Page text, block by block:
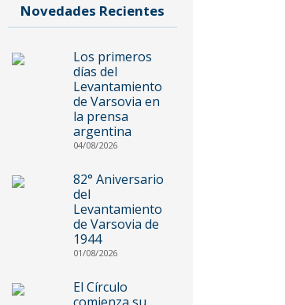
Novedades Recientes
Los primeros
días del
Levantamiento
de Varsovia en
la prensa
argentina
04/08/2026
82° Aniversario
del
Levantamiento
de Varsovia de
1944
01/08/2026
El Círculo